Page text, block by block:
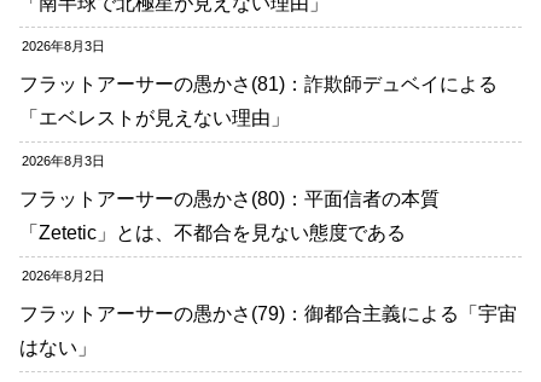
2026年8月3日
フラットアーサーの愚かさ(81)：詐欺師デュベイによる
「エベレストが見えない理由」
2026年8月3日
フラットアーサーの愚かさ(80)：平面信者の本質
「Zetetic」とは、不都合を見ない態度である
2026年8月2日
フラットアーサーの愚かさ(79)：御都合主義による「宇宙
はない」